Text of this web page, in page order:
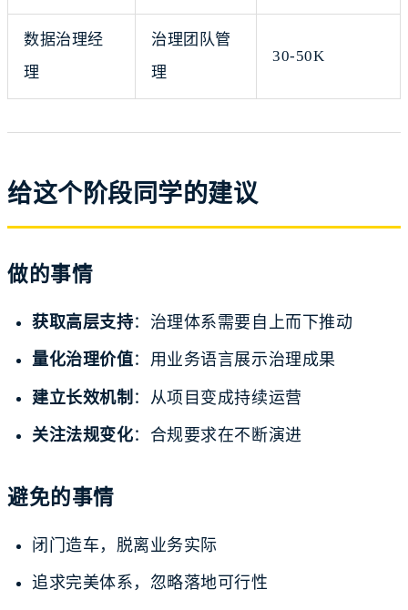
数据治理经
理
治理团队管
理
30-50K
给这个阶段同学的建议
做的事情
获取高层支持：治理体系需要自上而下推动
量化治理价值：用业务语言展示治理成果
建立长效机制 ：从项目变成持续运营
关注法规变化：合规要求在不断演进
避免的事情
闭门造车，脱离业务实际
追求完美体系，忽略落地可行性